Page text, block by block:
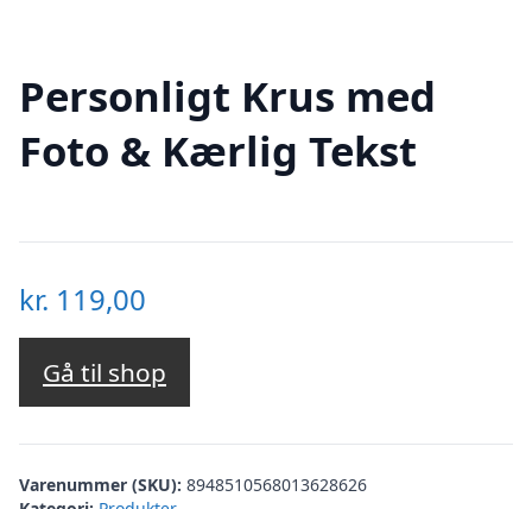
Personligt Krus med
Foto & Kærlig Tekst
kr. 119,00
Gå til shop
Varenummer (SKU): 8948510568013628626